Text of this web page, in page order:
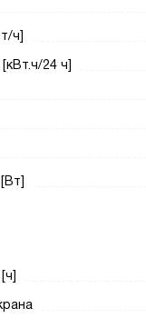
ч]
24 ч]